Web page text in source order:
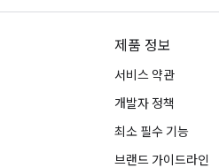
제품 정보
서비스 약관
개발자 정책
최소 필수 기능
브랜드 가이드라인